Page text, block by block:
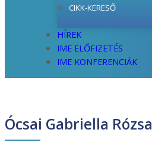
CIKK-KERESŐ
HÍREK
IME ELŐFIZETÉS
IME KONFERENCIÁK
Ócsai Gabriella Rózsa